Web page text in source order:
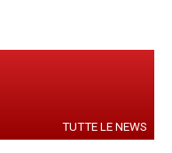
TUTTE LE NEWS